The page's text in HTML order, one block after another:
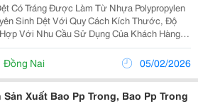
Có Tráng Được Làm Từ Nhựa Polypropylen
Sinh Dệt Với Quy Cách Kích Thước, Độ
Với Nhu Cầu Sử Dụng Của Khách Hàng
Phủ Một Lớp Keo Pp . Cấu Tạo B Ao
Tải + Lớp
Đồng Nai 05/02/2026
Sản Xuất Bao Pp Trong, Bao Pp Trong